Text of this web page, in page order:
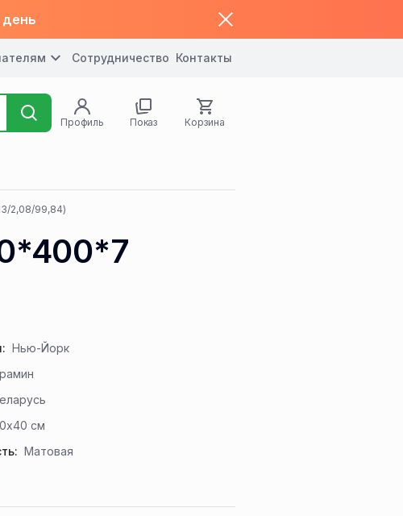
день
Сотрудничество Контакты
Профиль Показ Корзина
2,08/99,84)
Нью-Йорк
см
Матовая